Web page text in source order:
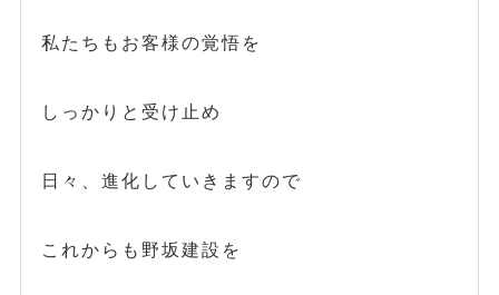
私たちもお客様の覚悟を
しっかりと受け止め
日々、進化していきますので
これからも野坂建設を